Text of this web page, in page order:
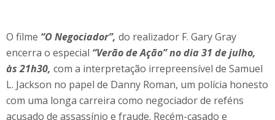
O filme “O Negociador”, do realizador F. Gary Gray
encerra o especial “Verão de Ação” no dia 31 de julho,
às 21h30, com a interpretação irrepreensível de Samuel
L. Jackson no papel de Danny Roman, um polícia honesto
com uma longa carreira como negociador de reféns
acusado de assassínio e fraude. Recém-casado e